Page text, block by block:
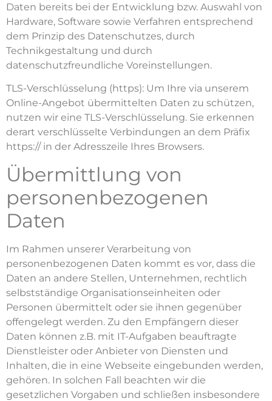
Daten bereits bei der Entwicklung bzw. Auswahl von
Hardware, Software sowie Verfahren entsprechend
dem Prinzip des Datenschutzes, durch
Technikgestaltung und durch
datenschutzfreundliche Voreinstellungen.
TLS-Verschlüsselung (https): Um Ihre via unserem
Online-Angebot übermittelten Daten zu schützen,
nutzen wir eine TLS-Verschlüsselung. Sie erkennen
derart verschlüsselte Verbindungen an dem Präfix
https:// in der Adresszeile Ihres Browsers.
Übermittlung von
personenbezogenen
Daten
Im Rahmen unserer Verarbeitung von
personenbezogenen Daten kommt es vor, dass die
Daten an andere Stellen, Unternehmen, rechtlich
selbstständige Organisationseinheiten oder
Personen übermittelt oder sie ihnen gegenüber
offengelegt werden. Zu den Empfängern dieser
Daten können z.B. mit IT-Aufgaben beauftragte
Dienstleister oder Anbieter von Diensten und
Inhalten, die in eine Webseite eingebunden werden,
gehören. In solchen Fall beachten wir die
gesetzlichen Vorgaben und schließen insbesondere